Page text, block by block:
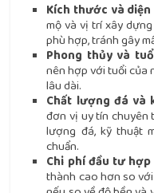
Kích thước và
mộ và vị trí xây
phù hợp, tránh gây
Phong thủy và
nên hợp với tuổi của
lâu dài.
Chất lượng đá và
đơn vị uy tín
lượng đá, kỹ thuật
chuẩn.
Chi phí đầu tư hợp
thành cao hơn so